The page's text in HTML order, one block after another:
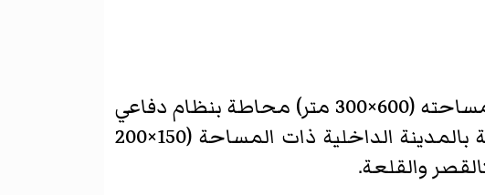
وأظهرت الحفريات مدينة تعود إلى العصر الحديدي، لها مخطط مستطيل مساحته (600×300 متر) محاطة بنظام دفاعي
من الأسوار المتضمنة أبراجاً ذات مسافات منتظمة. تحيط المدينة الخارجية بالمدينة الداخلية ذات المساحة (150×200
والقلعة.